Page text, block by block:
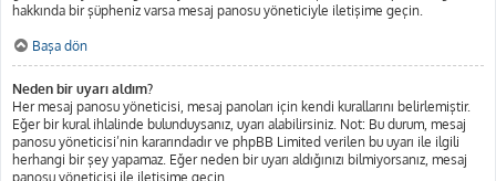
hakkında bir şüpheniz varsa mesaj panosu yöneticiyle iletişime geçin.
Başa dön
Neden bir uyarı aldım?
Her mesaj panosu yöneticisi, mesaj panoları için kendi kurallarını belirlemiştir.
Eğer bir kural ihlalinde bulunduysanız, uyarı alabilirsiniz. Not: Bu durum, mesaj
panosu yöneticisi’nin kararındadır ve phpBB Limited verilen bu uyarı ile ilgili
herhangi bir şey yapamaz. Eğer neden bir uyarı aldığınızı bilmiyorsanız, mesaj
panosu yöneticisi ile iletişime geçin.